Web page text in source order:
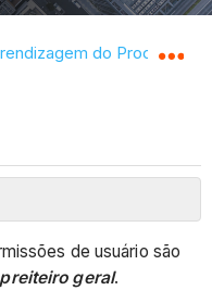
hierarquiado Procore
de usuário são
geral.